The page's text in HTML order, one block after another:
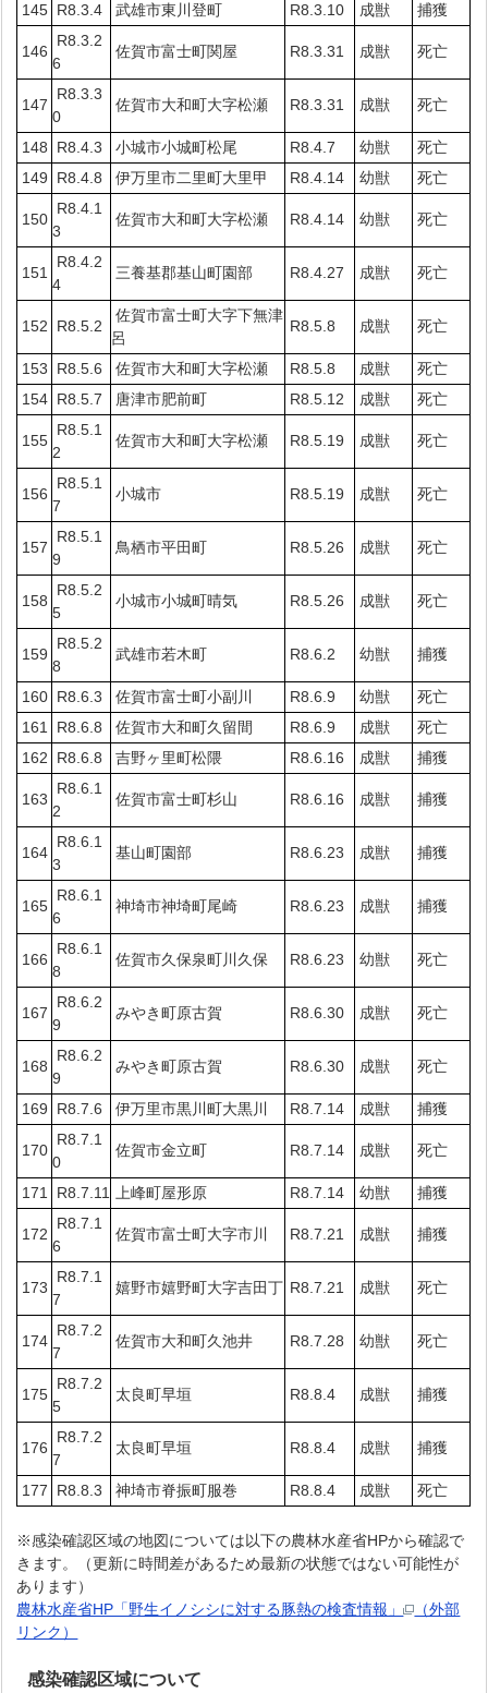
145 R8.3.4 武雄市東川登町 R8.3.10 成獣 捕獲
146
R8.3.2
6
佐賀市富士町関屋 R8.3.31 成獣 死亡
147
R8.3.3
0
佐賀市大和町大字松瀬 R8.3.31 成獣 死亡
148 R8.4.3 小城市小城町松尾 R8.4.7 幼獣
死亡
149
R8.4.8 伊万里市二里町大里甲 R8.4.14 幼獣 死亡
150
R8.4.1
3
佐賀市大和町大字松瀬 R8.4.14 幼獣 死亡
151
R8.4.2
4
三養基郡基山町園部 R8.4.27 成獣 死亡
152 R8.5.2
佐賀市富士町大字下無津
呂
R8.5.8 成獣 死亡
153 R8.5.6 佐賀市大和町大字松瀬 R8.5.8 成獣
死亡
154 R8.5.7 唐津市肥前町 R8.5.12 成獣 死亡
155
R8.5.1
2
佐賀市大和町大字松瀬 R8.5.19 成獣 死亡
156
R8.5.1
7
小城市 R8.5.19 成獣 死亡
157
R8.5.1
9
鳥栖市平田町 R8.5.26 成獣 死亡
158
R8.5.2
5
小城市小城町晴気 R8.5.26 成獣 死亡
159
R8.5.2
8
武雄市若木町 R8.6.2 幼獣 捕獲
160 R8.6.3 佐賀市富士町小副川 R8.6.9 幼獣
死亡
161
R8.6.8 佐賀市大和町久留間 R8.6.9 成獣
死亡
162
R8.6.8 吉野ヶ里町松隈 R8.6.16 成獣 捕獲
163
R8.6.1
2
佐賀市富士町杉山 R8.6.16 成獣 捕獲
164
R8.6.1
3
基山町園部 R8.6.23 成獣 捕獲
165
R8.6.1
6
神埼市神埼町尾崎 R8.6.23 成獣 捕獲
166
R8.6.1
8
佐賀市久保泉町川久保 R8.6.23 幼獣 死亡
167
R8.6.2
9
みやき町原古賀 R8.6.30 成獣 死亡
168
R8.6.2
9
みやき町原古賀 R8.6.30 成獣 死亡
169 R8.7.6 伊万里市黒川町大黒川 R8.7.14 成獣 捕獲
170
R8.7.1
0
佐賀市金立町 R8.7.14 成獣 死亡
171 R8.7.11 上峰町屋形原 R8.7.14 幼獣 捕獲
172
R8.7.1
6
佐賀市富士町大字市川 R8.7.21 成獣 捕獲
173
R8.7.1
7
嬉野市嬉野町大字吉田丁 R8.7.21 成獣 死亡
174
R8.7.2
7
佐賀市大和町久池井 R8.7.28 幼獣 死亡
175
R8.7.2
5
太良町早垣 R8.8.4 成獣 捕獲
176
R8.7.2
7
太良町早垣 R8.8.4 成獣 捕獲
177 R8.8.3 神埼市脊振町服巻 R8.8.4 成獣 死亡
※感染確認区域の地図については以下の農林水産省HPから確認で
きます。（更新に時間差があるため最新の状態ではない可能性が
あります）
農林水産省HP「野生イノシシに対する豚熱の検査情報」
（外部
リンク）
感染確認区域について